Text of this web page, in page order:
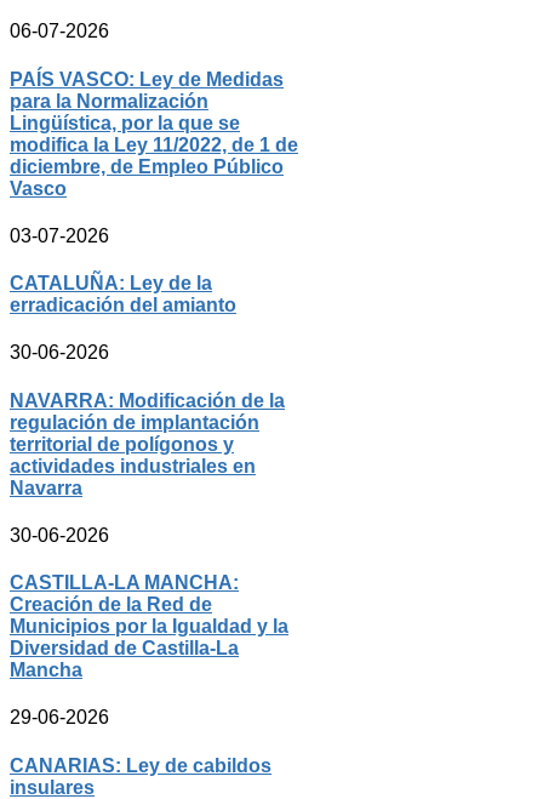
06-07-2026
PAÍS VASCO: Ley de Medidas
para la Normalización
Lingüística, por la que se
modifica la Ley 11/2022, de 1 de
diciembre, de Empleo Público
Vasco
03-07-2026
CATALUÑA: Ley de la
erradicación del amianto
30-06-2026
NAVARRA: Modificación de la
regulación de implantación
territorial de polígonos y
actividades industriales en
Navarra
30-06-2026
CASTILLA-LA MANCHA:
Creación de la Red de
Municipios por la Igualdad y la
Diversidad de Castilla-La
Mancha
29-06-2026
CANARIAS: Ley de cabildos
insulares